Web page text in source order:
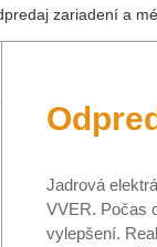
zariadení a
Jadrová
VVER. Počas
vylepšení.